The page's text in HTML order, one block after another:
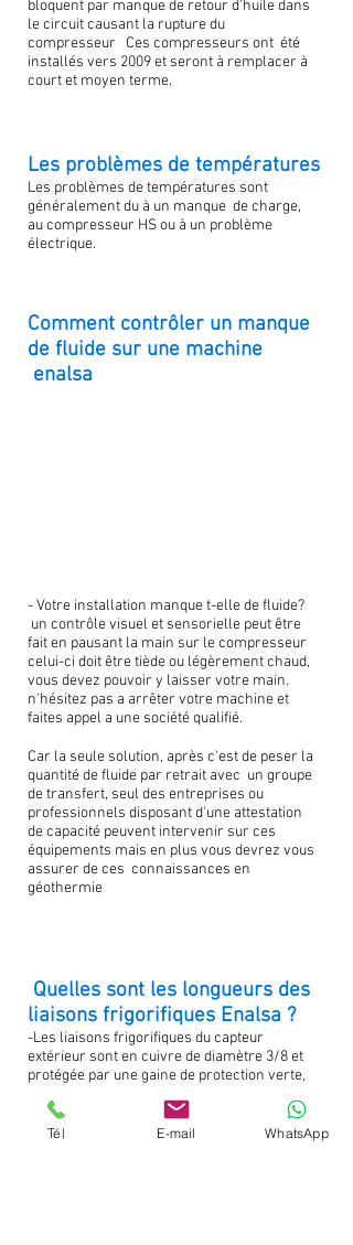
bloquent par manque de retour d'huile dans
le circuit causant la rupture du
compresseur Ces compresseurs ont été
installés vers 2009 et seront à remplacer à
court et moyen terme.
Les problèmes de températures
Les problèmes de températures sont
généralement du à un manque de charge,
au compresseur HS ou à un problème
électrique.
Comment contrôler un manque
de fluide sur une machine
enalsa
- Votre installation manque t-elle de fluide?
un contrôle visuel et sensorielle peut être
fait en pausant la main sur le compresseur
celui-ci doit être tiède ou légèrement chaud,
vous devez pouvoir y laisser votre main.
n'hésitez pas a arrêter votre machine et
faites appel a une société qualifié.
Car la seule solution, après c'est de peser la
quantité de fluide par retrait avec un groupe
de transfert, seul des entreprises ou
professionnels disposant d'une attestation
de capacité peuvent intervenir sur ces
équipements mais en plus vous devrez vous
assurer de ces connaissances en
géothermie
Quelles sont les longueurs des
liaisons frigorifiques Enalsa ?
-Les liaisons frigorifiques du capteur
extérieur sont en cuivre de diamètre 3/8 et
protégée par une gaine de protection verte,
de 120 m intérieurs et 100 m extérieurs, la
longueur des tuyauteries étant adaptée à la
Tél E-mail WhatsApp